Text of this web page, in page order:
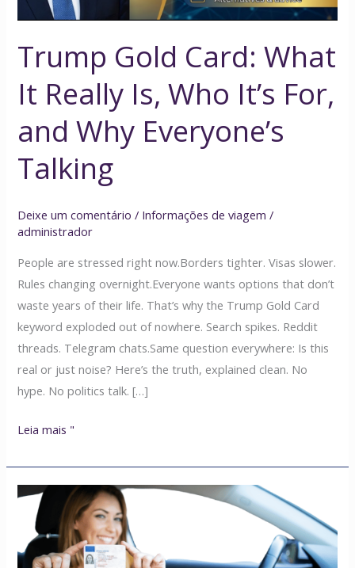
Trump Gold Card: What
It Really Is, Who It’s For,
and Why Everyone’s
Talking
Deixe um comentário / Informações de viagem /
administrador
People are stressed right now.Borders tighter. Visas slower.
Rules changing overnight.Everyone wants options that don’t
waste years of their life. That’s why the Trump Gold Card
keyword exploded out of nowhere. Search spikes. Reddit
threads. Telegram chats.Same question everywhere: Is this
real or just noise? Here’s the truth, explained clean. No
hype. No politics talk. […]
It’s
and
Why
Everyone’s
Leia mais "
Quanto
custará
uma
MPU